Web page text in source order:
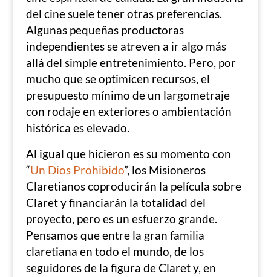
del cine suele tener otras preferencias.
Algunas pequeñas productoras
independientes se atreven a ir algo más
allá del simple entretenimiento. Pero, por
mucho que se optimicen recursos, el
presupuesto mínimo de un largometraje
con rodaje en exteriores o ambientación
histórica es elevado.
Al igual que hicieron es su momento con
“Un Dios Prohibido”, los Misioneros
Claretianos coproducirán la película sobre
Claret y financiarán la totalidad del
proyecto, pero es un esfuerzo grande.
Pensamos que entre la gran familia
claretiana en todo el mundo, de los
seguidores de la figura de Claret y, en